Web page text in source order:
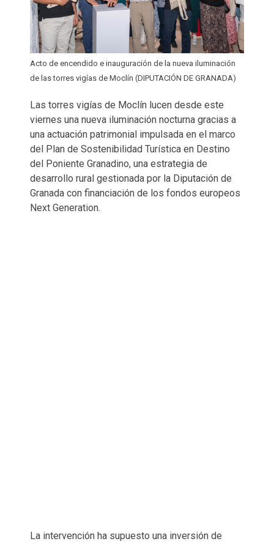
Acto de encendido e inauguración de la nueva iluminación
de las torres vigías de Moclín (DIPUTACIÓN DE GRANADA)
Las torres vigías de Moclín lucen desde este
viernes una nueva iluminación nocturna gracias a
una actuación patrimonial impulsada en el marco
del Plan de Sostenibilidad Turística en Destino
del Poniente Granadino, una estrategia de
desarrollo rural gestionada por la Diputación de
Granada con financiación de los fondos europeos
Next Generation.
La intervención ha supuesto una inversión de